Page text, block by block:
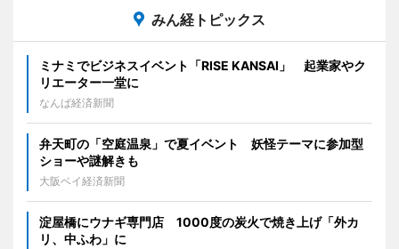
みん経トピックス
ミナミでビジネスイベント「RISE KANSAI」 起業家やク
リエーター一堂に
なんば経済新聞
弁天町の「空庭温泉」で夏イベント 妖怪テーマに参加型
ショーや謎解きも
大阪ベイ経済新聞
淀屋橋にウナギ専門店 1000度の炭火で焼き上げ「外カ
リ、中ふわ」に